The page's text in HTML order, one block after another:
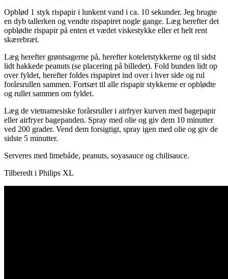
Opblød 1 styk rispapir i lunkent vand i ca. 10 sekunder. Jeg brugte
en dyb tallerken og vendte rispapiret nogle gange. Læg herefter det
opblødte rispapir på enten et vædet viskestykke eller et helt rent
skærebræt.
Læg herefter grøntsagerne på, herefter koteletstykkerne og til sidst
lidt hakkede peanuts (se placering på billedet). Fold bunden lidt op
over fyldet, herefter foldes rispapiret ind over i hver side og rul
forårsrullen sammen. Fortsæt til alle rispapir stykkerne er opblødte
og rullet sammen om fyldet.
Læg de vietnamesiske forårsruller i airfryer kurven med bagepapir
eller airfryer bagepanden. Spray med olie og giv dem 10 minutter
ved 200 grader. Vend dem forsigtigt, spray igen med olie og giv de
sidste 5 minutter.
Serveres med limebåde, peanuts, soyasauce og chilisauce.
Tilberedt i Philips XL